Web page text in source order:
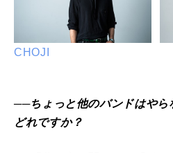
CHOJI
──ちょっと他のバンドはやら
どれですか？